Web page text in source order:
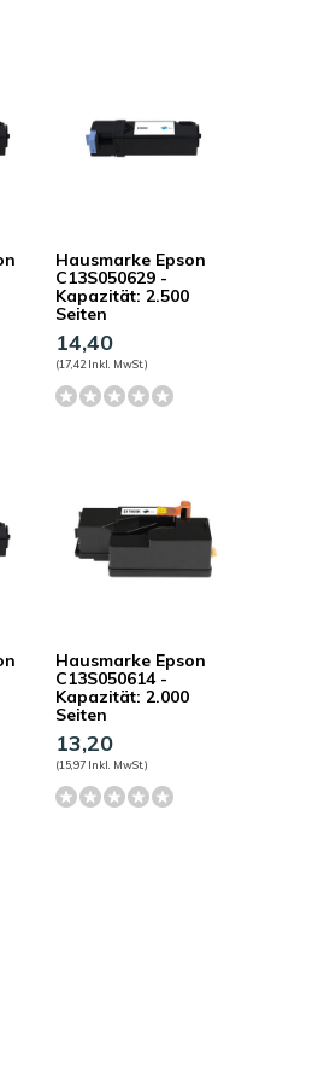
Hausmarke Epson
C13S050629 -
Kapazität: 2.500
Seiten
14,40
(17,42 Inkl. MwSt.)
Hausmarke Epson
C13S050614 -
Kapazität: 2.000
Seiten
13,20
(15,97 Inkl. MwSt.)